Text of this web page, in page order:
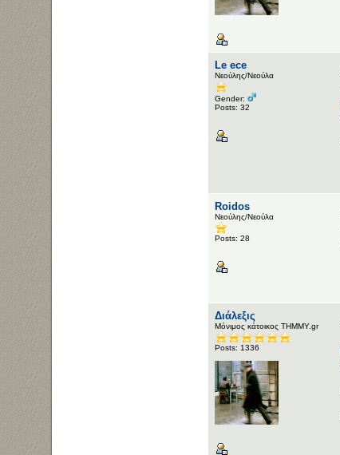
Le ece
Νεούλης/Νεούλα
Gender:
Posts: 32
Roidos
Νεούλης/Νεούλα
Posts: 28
Διάλεξις
Μόνιμος κάτοικος ΤΗΜΜΥ.gr
Posts: 1336